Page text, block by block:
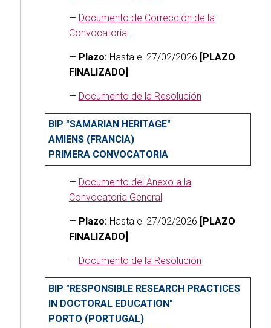
— Documento de Corrección de la
Convocatoria
— Plazo:Hasta el 27/02/2026 [PLAZO
FINALIZADO]
— Documento de la Resolución
BIP "SAMARIAN HERITAGE"
AMIENS (FRANCIA)
PRIMERA CONVOCATORIA
— Documento del Anexo a la
Convocatoria General
— Plazo:Hasta el 27/02/2026 [PLAZO
FINALIZADO]
— Documento de la Resolución
BIP "RESPONSIBLE RESEARCH PRACTICES
IN DOCTORAL EDUCATION"
PORTO (PORTUGAL)